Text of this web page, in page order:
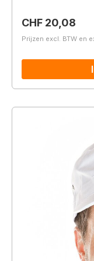
Normale prijs:
CHF 20,08
Prijzen excl. BTW en